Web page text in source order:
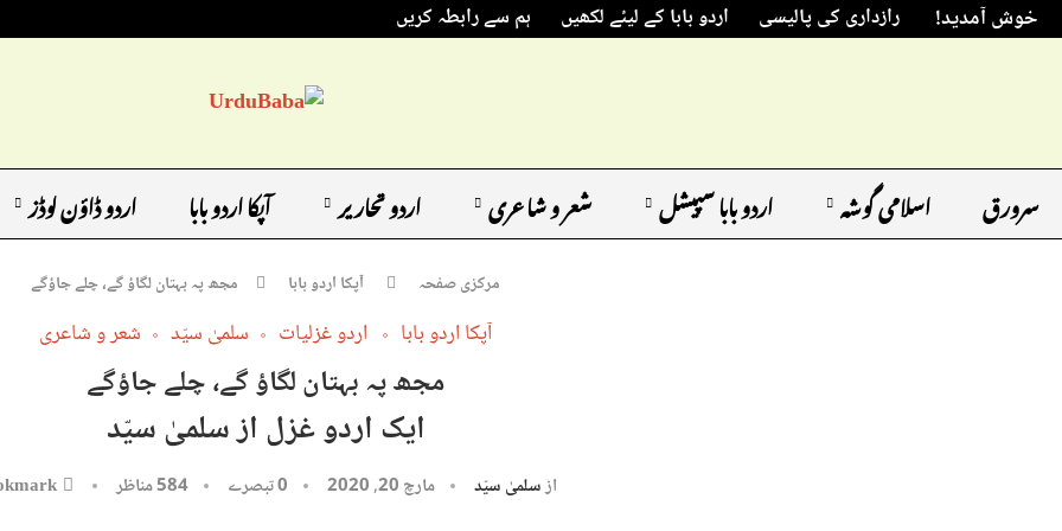
خوش آمدید! رازداری کی پالیسی اردو بابا کے لیئے لکھیں ہم سے رابطہ کریں
سرورق اسلامی گوشہ اردو بابا سپیشل شعر و شاعری اردو تحاریر آپکا اردو بابا اردو ڈاؤن لوڈز
مرکزی صفحہ آپکا اردو بابا مجھ پہ بہتان لگاؤ گے، چلے جاؤگے
آپکا اردو بابا اردو غزلیات سلمیٰ سیّد شعر و شاعری
مجھ پہ بہتان لگاؤ گے، چلے جاؤگے
ایک اردو غزل از سلمیٰ سیّد
ازسلمیٰ سیّد مارچ 20, 2020 0 تبصرے 584مناظر